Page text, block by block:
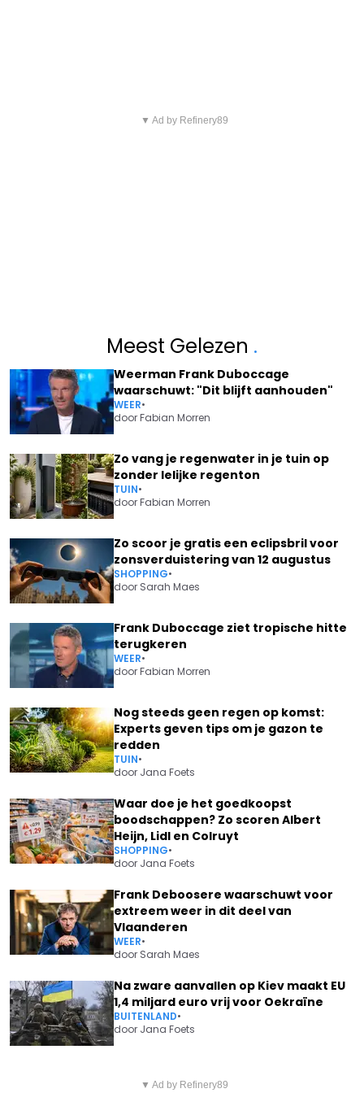
▼ Ad by Refinery89
Meest Gelezen .
Weerman Frank Duboccage
waarschuwt: "Dit blijft aanhouden"
WEER•
doorFabian Morren
Zo vang je regenwater in je tuin op
zonder lelijke regenton
TUIN•
doorFabian Morren
Zo scoor je gratis een eclipsbril voor
zonsverduistering van 12 augustus
SHOPPING•
door Sarah Maes
Frank Duboccage ziet tropische hitte
terugkeren
WEER•
doorFabian Morren
Nog steeds geen regen op komst:
Experts geven tips om je gazon te
redden
TUIN•
door Jana Foets
Waar doe je het goedkoopst
boodschappen? Zo scoren Albert
Heijn, Lidl en Colruyt
SHOPPING•
door Jana Foets
Frank Deboosere waarschuwt voor
extreem weer in dit deel van
Vlaanderen
WEER•
door Sarah Maes
Na zware aanvallen op Kiev maakt EU
1,4 miljard euro vrij voor Oekraïne
BUITENLAND•
door Jana Foets
KAN GUSTAPH HET
▼ Ad by Refinery89